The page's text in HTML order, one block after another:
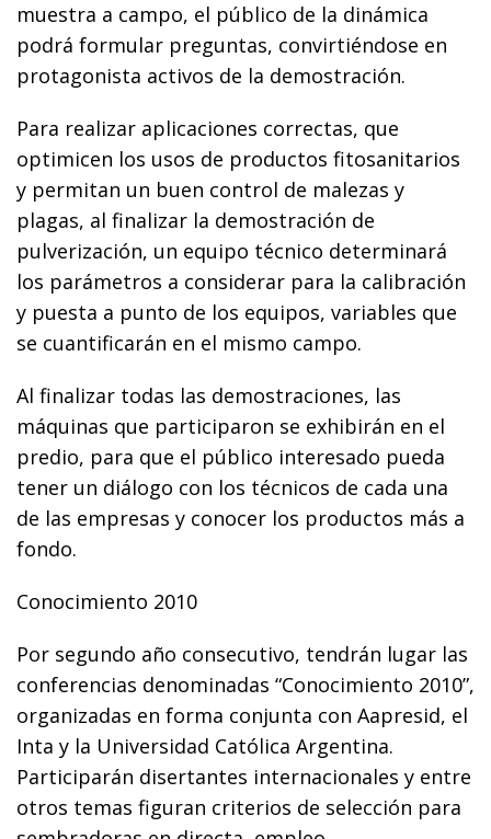
muestra a campo, el público de la dinámica
podrá formular preguntas, convirtiéndose en
protagonista activos de la demostración.
Para realizar aplicaciones correctas, que
optimicen los usos de productos fitosanitarios
y permitan un buen control de malezas y
plagas, al finalizar la demostración de
pulverización, un equipo técnico determinará
los parámetros a considerar para la calibración
y puesta a punto de los equipos, variables que
se cuantificarán en el mismo campo.
Al finalizar todas las demostraciones, las
máquinas que participaron se exhibirán en el
predio, para que el público interesado pueda
tener un diálogo con los técnicos de cada una
de las empresas y conocer los productos más a
fondo.
Conocimiento 2010
Por segundo año consecutivo, tendrán lugar las
conferencias denominadas “Conocimiento 2010”,
organizadas en forma conjunta con Aapresid, el
Inta y la Universidad Católica Argentina.
Participarán disertantes internacionales y entre
otros temas figuran criterios de selección para